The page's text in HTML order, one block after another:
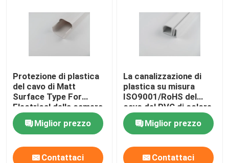
Protezione di plastica
del cavo di Matt
Surface Type For
Electrical della camera
di equilibrio del cavo
del PVCMiglior prezzo
Contattaci
La canalizzazione di
plastica su misura
ISO9001/RoHS del
cavo del PVC di colore
ha certificato
Miglior prezzo
Contattaci